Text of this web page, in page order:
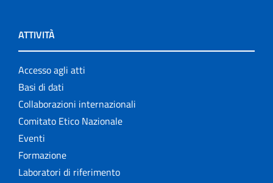
ATTIVITÀ
Accesso agli atti
Basi di dati
Collaborazioni internazionali
Comitato Etico Nazionale
Eventi
Formazione
Laboratori di riferimento